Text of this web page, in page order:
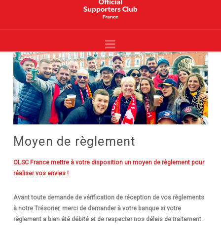
Liverpool
-
Site
Officiel
-
YNWA
Navigation
Moyen de règlement
OLSC France mettre à votre disposition un moyen de règlement pour
réaliser vos envies !
Avant toute demande de vérification de réception de vos règlements
à notre Trésorier, merci de demander à votre banque si votre
règlement a bien été débité et de respecter nos délais de traitement.